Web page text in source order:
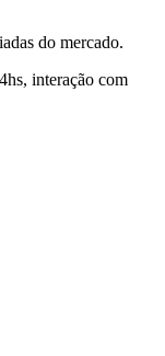
do mercado.
interação com